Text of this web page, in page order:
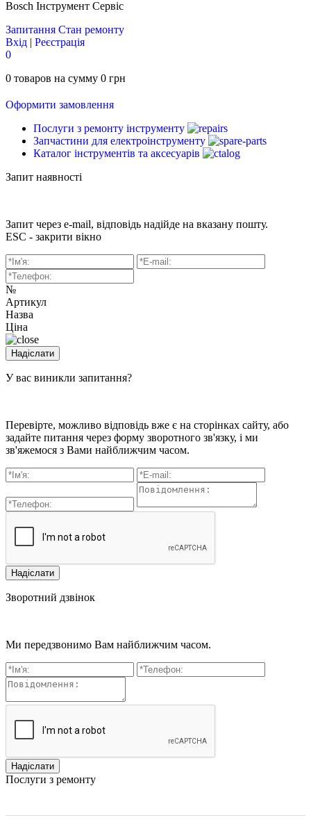
Bosch Інструмент Сервіс
Запитання Стан ремонту
Вхід | Реєстрація
0
0 товаров на сумму 0 грн
Оформити замовлення
Послуги з ремонту інструменту
Запчастини для електроінструменту
Каталог інструментів та аксесуарів
Запит наявності
Запит через e-mail, відповідь надійде на вказану пошту.
ESC - закрити вікно
№
Артикул
Назва
Ціна
У вас виникли запитання?
Перевірте, можливо відповідь вже є на сторінках сайту, або
задайте питання через форму зворотного зв'язку, і ми
зв'яжемося з Вами найближчим часом.
Зворотний дзвінок
Ми передзвонимо Вам найближчим часом.
Послуги з ремонту